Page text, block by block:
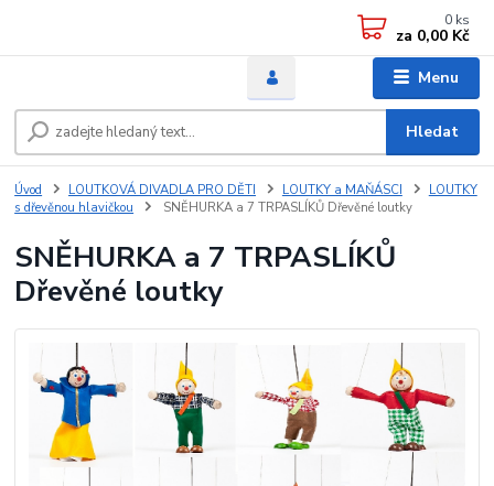
Menu
Hledat
0 ks
za 0,00 Kč
Úvod LOUTKOVÁ DIVADLA PRO DĚTI LOUTKY a MAŇÁSCI
LOUTKY
s dřevěnou hlavičkou
SNĚHURKA a 7 TRPASLÍKŮ Dřevěné loutky
SNĚHURKA a 7 TRPASLÍKŮ
Dřevěné loutky